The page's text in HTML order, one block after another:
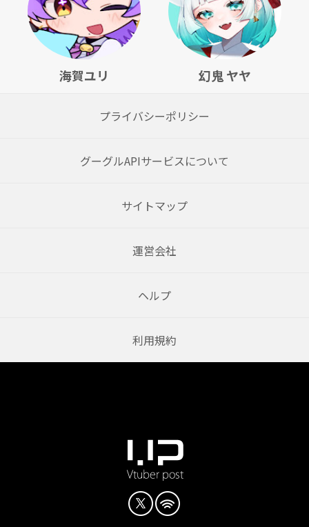
海賀ユリ 幻鬼 ヤヤ
プライバシーポリシー
グーグルAPIサービスについて
サイトマップ
運営会社
ヘルプ
利用規約